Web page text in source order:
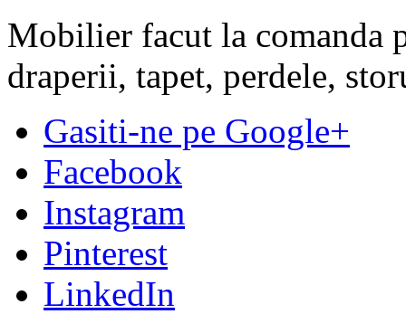
Mobilier facut la comanda
draperii, tapet, perdele,
Gasiti-ne pe Google+
Facebook
Instagram
Pinterest
LinkedIn